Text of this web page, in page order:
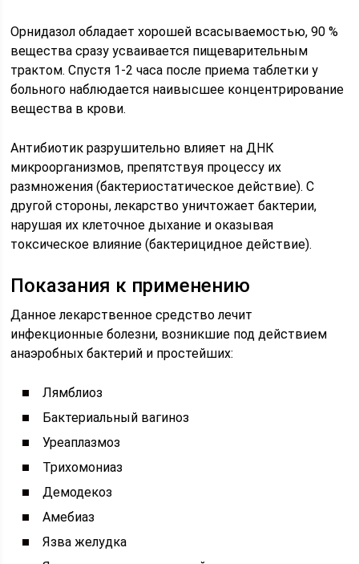
Орнидазол обладает хорошей всасываемостью, 90 %
вещества сразу усваивается пищеварительным
трактом. Спустя 1-2 часа после приема таблетки у
больного наблюдается наивысшее концентрирование
вещества в крови.
Антибиотик разрушительно влияет на ДНК
микроорганизмов, препятствуя процессу их
размножения (бактериостатическое действие). С
другой стороны, лекарство уничтожает бактерии,
нарушая их клеточное дыхание и оказывая
токсическое влияние (бактерицидное действие).
Показания к применению
Данное лекарственное средство лечит
инфекционные болезни, возникшие под действием
анаэробных бактерий и простейших:
Лямблиоз
Бактериальный вагиноз
Уреаплазмоз
Трихомониаз
Демодекоз
Амебиаз
Язва желудка